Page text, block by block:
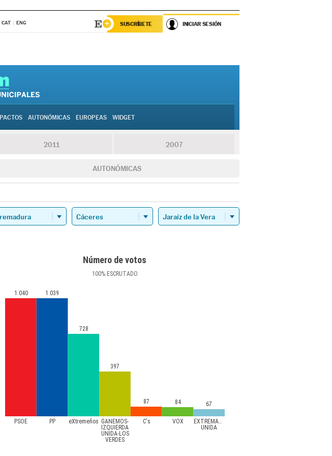
CAT ENG SUSCRÍBETE INICIAR SESIÓN
PACTOS AUTONÓMICAS EUROPEAS WIDGET
2011 2007
AUTONÓMICAS
Número de votos
100%ESCRUTADO
PSOE PP eXtremeños GANEMOS-
IZQUIERDA
UNIDA-LOS
VERDES
C's VOX
EXTREMADURA
UNIDA
1.040 1.039
728
397
87 84 67